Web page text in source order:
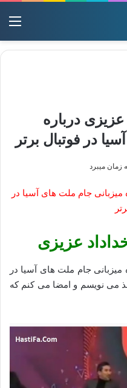
درباره
در فوتبال برتر
میزبانی جام ملت های آسیا در
عزیزی
جام ملت های آسیا در
می نویسم و امضا می ‌کنم که